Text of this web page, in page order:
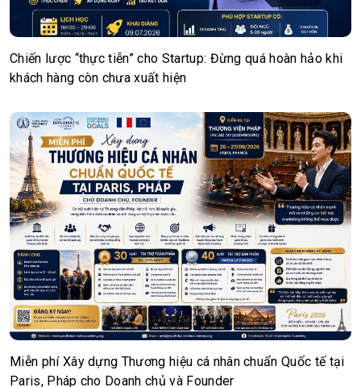
Chiến lược “thực tiễn” cho Startup: Đừng quá hoàn hảo khi
khách hàng còn chưa xuất hiện
Miễn phí Xây dựng Thương hiệu cá nhân chuẩn Quốc tế tại
Paris, Pháp cho Doanh chủ và Founder